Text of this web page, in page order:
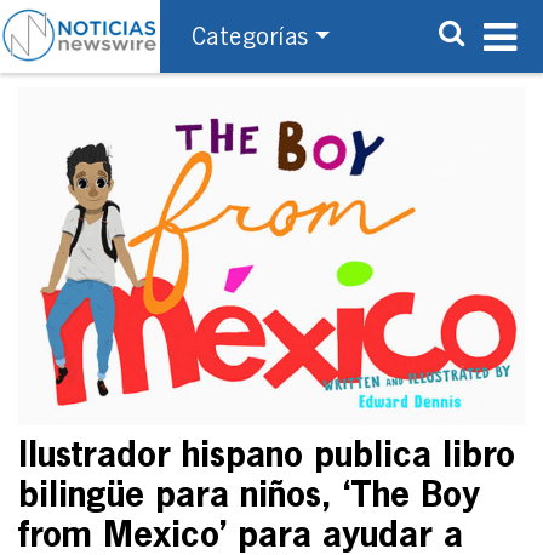
Categorías
Ilustrador hispano publica libro
bilingüe para niños, ‘The Boy
from Mexico’ para ayudar a